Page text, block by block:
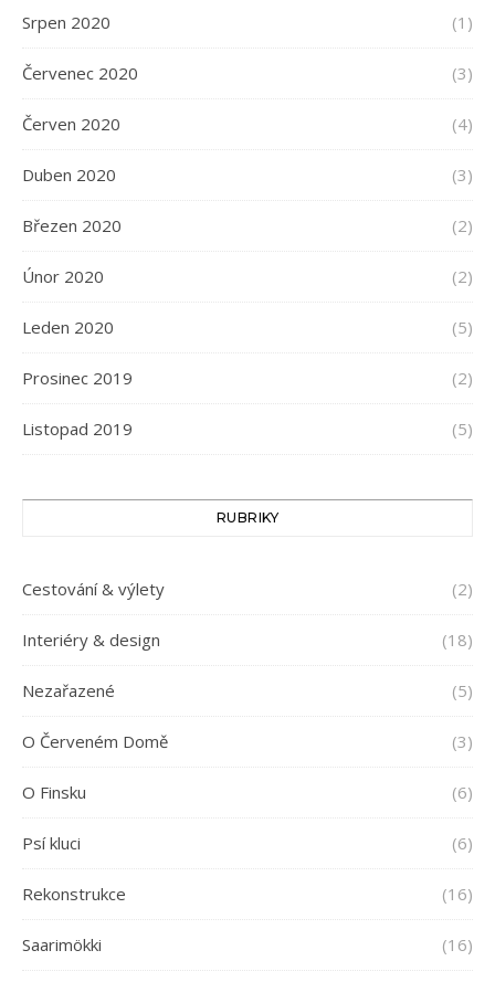
Srpen 2020 (1)
Červenec 2020 (3)
Červen 2020 (4)
Duben 2020 (3)
Březen 2020 (2)
Únor 2020 (2)
Leden 2020 (5)
Prosinec 2019 (2)
Listopad 2019 (5)
RUBRIKY
Cestování & výlety (2)
Interiéry & design (18)
Nezařazené (5)
O Červeném Domě (3)
O Finsku (6)
Psí kluci (6)
Rekonstrukce (16)
Saarimökki (16)